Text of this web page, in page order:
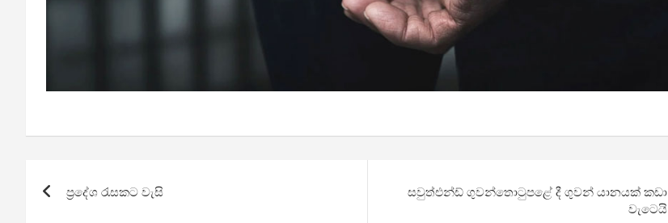
navigation
ප්‍රදේශ රැසකට වැසි
සවුත්එන්ඩ් ගුවන්තොටුපළේ දී ගුවන් යානයක් කඩා
වැටෙයි